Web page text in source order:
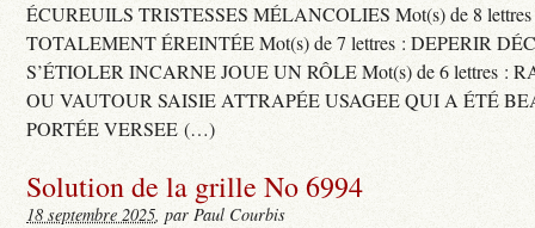
ÉCUREUILS TRISTESSES MÉLANCOLIES Mot(s) de 8
TOTALEMENT ÉREINTÉE Mot(s) de 7 lettres : DEPERIR
S’ÉTIOLER INCARNE JOUE UN RÔLE Mot(s) de 6 lettres :
OU VAUTOUR SAISIE ATTRAPÉE USAGEE QUI A ÉTÉ
PORTÉE VERSEE (…)
Solution de la grille No 6994
18 septembre 2025, par Paul Courbis